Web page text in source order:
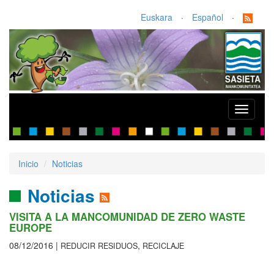
Euskara · Español ·
Toggle
Inicio Noticias
Noticias
VISITA A LA MANCOMUNIDAD DE ZERO WASTE
EUROPE
08/12/2016 | REDUCIR RESIDUOS, RECICLAJE